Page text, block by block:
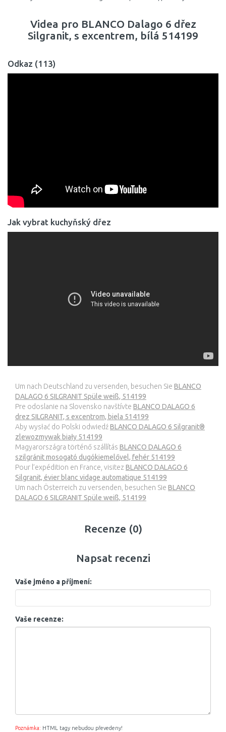
Videa pro BLANCO Dalago 6 dřez
Silgranit, s excentrem, bílá 514199
Odkaz (113)
Jak vybrat kuchyňský dřez
Um nach Deutschland zu versenden, besuchen Sie BLANCO
DALAGO 6 SILGRANIT Spüle weiß, 514199
Pre odoslanie na Slovensko navštívte BLANCO DALAGO 6
drez SILGRANIT, s excentrom, biela 514199
Aby wysłać do Polski odwiedźBLANCO DALAGO 6 Silgranit®
zlewozmywak biały 514199
Magyarországra történő szállítás BLANCO DALAGO 6
szilgránit mosogató dugókiemelővel, fehér 514199
Pour l’expédition en France, visitez BLANCO DALAGO 6
Silgranit, évier blanc vidage automatique 514199
Um nach Österreich zu versenden, besuchen Sie BLANCO
DALAGO 6 SILGRANIT Spüle weiß, 514199
Recenze (0)
Napsat recenzi
Vaše jméno a příjmení:
Vaše recenze:
Poznámka: HTML tagy nebudou převedeny!